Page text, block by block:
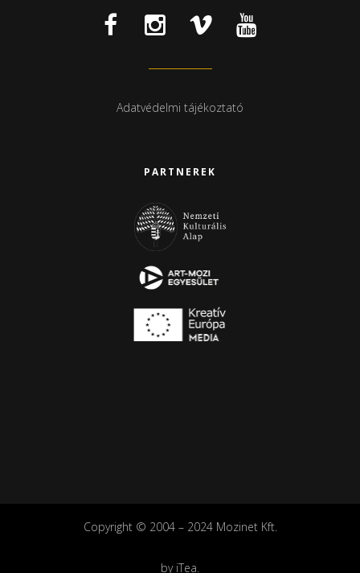
Adatvédelmi tájékoztató
PARTNEREK
Copyright © 2004 – 2024 Mozinet Kft.
by iTea.